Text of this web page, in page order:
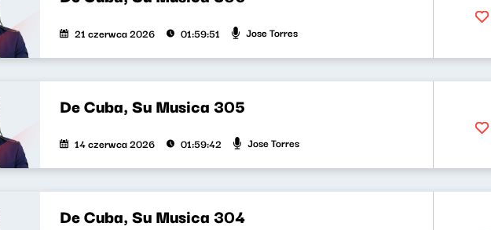
21 czerwca 2026 01:59:51 Jose Torres
De Cuba, Su Musica 305
14 czerwca 2026 01:59:42 Jose Torres
De Cuba, Su Musica 304